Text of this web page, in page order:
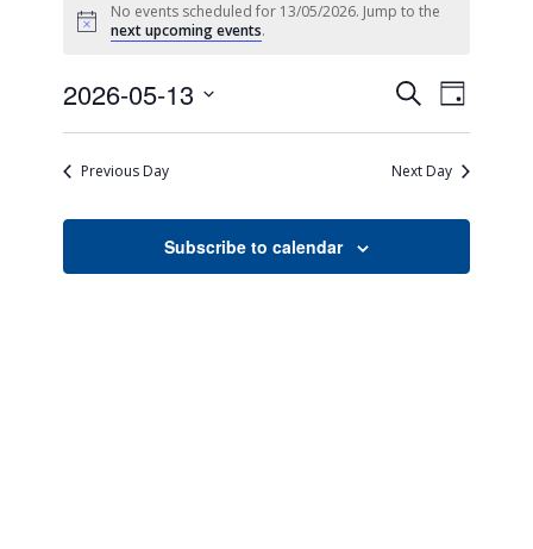
Notice
No events scheduled for 13/05/2026. Jump to the
next upcoming events.
Events
Search
and
SearchEvent
Views
Day
2026-05-13
Previous Day
Next Day
Subscribe to calendar